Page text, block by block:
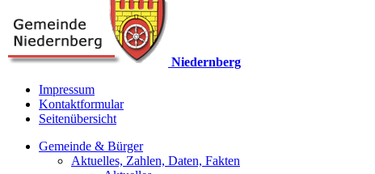
Niedernberg
Impressum
Kontaktformular
Seitenübersicht
Gemeinde & Bürger
Aktuelles, Zahlen, Daten, Fakten